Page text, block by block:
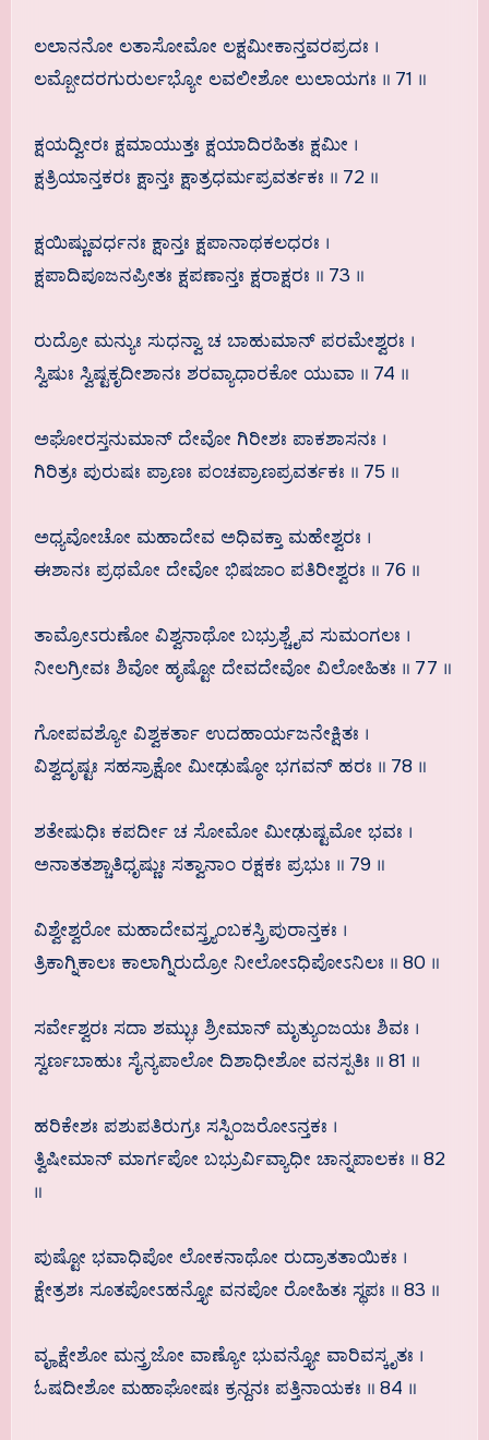
ಲಲಾನನೋ ಲತಾಸೋಮೋ ಲಕ್ಷಮೀಕಾನ್ತವರಪ್ರದಃ ।
ಲಮ್ಬೋದರಗುರುರ್ಲಭ್ಯೋ ಲವಲೀಶೋ ಲುಲಾಯಗಃ ॥ 71 ॥
ಕ್ಷಯದ್ವೀರಃ ಕ್ಷಮಾಯುತ್ತಃ ಕ್ಷಯಾದಿರಹಿತಃ ಕ್ಷಮೀ ।
ಕ್ಷತ್ರಿಯಾನ್ತಕರಃ ಕ್ಷಾನ್ತಃ ಕ್ಷಾತ್ರಧರ್ಮಪ್ರವರ್ತಕಃ ॥ 72 ॥
ಕ್ಷಯಿಷ್ಣುವರ್ಧನಃ ಕ್ಷಾನ್ತಃ ಕ್ಷಪಾನಾಥಕಲಧರಃ ।
ಕ್ಷಪಾದಿಪೂಜನಪ್ರೀತಃ ಕ್ಷಪಣಾನ್ತಃ ಕ್ಷರಾಕ್ಷರಃ ॥ 73 ॥
ರುದ್ರೋ ಮನ್ಯುಃ ಸುಧನ್ವಾ ಚ ಬಾಹುಮಾನ್ ಪರಮೇಶ್ವರಃ ।
ಸ್ವಿಷುಃ ಸ್ವಿಷ್ಟಕೃದೀಶಾನಃ ಶರವ್ಯಾಧಾರಕೋ ಯುವಾ ॥ 74 ॥
ಅಘೋರಸ್ತನುಮಾನ್ ದೇವೋ ಗಿರೀಶಃ ಪಾಕಶಾಸನಃ ।
ಗಿರಿತ್ರಃ ಪುರುಷಃ ಪ್ರಾಣಃ ಪಂಚಪ್ರಾಣಪ್ರವರ್ತಕಃ ॥ 75 ॥
ಅಧ್ಯವೋಚೋ ಮಹಾದೇವ ಅಧಿವಕ್ತಾ ಮಹೇಶ್ವರಃ ।
ಈಶಾನಃ ಪ್ರಥಮೋ ದೇವೋ ಭಿಷಜಾಂ ಪತಿರೀಶ್ವರಃ ॥ 76 ॥
ತಾಮ್ರೋಽರುಣೋ ವಿಶ್ವನಾಥೋ ಬಭ್ರುಶ್ಚೈವ ಸುಮಂಗಲಃ ।
ನೀಲಗ್ರೀವಃ ಶಿವೋ ಹೃಷ್ಟೋ ದೇವದೇವೋ ವಿಲೋಹಿತಃ ॥ 77 ॥
ಗೋಪವಶ್ಯೋ ವಿಶ್ವಕರ್ತಾ ಉದಹಾರ್ಯಜನೇಕ್ಷಿತಃ ।
ವಿಶ್ವದೃಷ್ಟಃ ಸಹಸ್ರಾಕ್ಷೋ ಮೀಢುಷ್ಠೋ ಭಗವನ್ ಹರಃ ॥ 78 ॥
ಶತೇಷುಧಿಃ ಕಪರ್ದೀ ಚ ಸೋಮೋ ಮೀಢುಷ್ಟಮೋ ಭವಃ ।
ಅನಾತತಶ್ಚಾತಿಧೃಷ್ಣುಃ ಸತ್ವಾನಾಂ ರಕ್ಷಕಃ ಪ್ರಭುಃ ॥ 79 ॥
ವಿಶ್ವೇಶ್ವರೋ ಮಹಾದೇವಸ್ತ್ರ್ಯಂಬಕಸ್ತ್ರಿಪುರಾನ್ತಕಃ ।
ತ್ರಿಕಾಗ್ನಿಕಾಲಃ ಕಾಲಾಗ್ನಿರುದ್ರೋ ನೀಲೋಽಧಿಪೋಽನಿಲಃ ॥ 80 ॥
ಸರ್ವೇಶ್ವರಃ ಸದಾ ಶಮ್ಭುಃ ಶ್ರೀಮಾನ್ ಮೃತ್ಯುಂಜಯಃ ಶಿವಃ ।
ಸ್ವರ್ಣಬಾಹುಃ ಸೈನ್ಯಪಾಲೋ ದಿಶಾಧೀಶೋ ವನಸ್ಪತಿಃ ॥ 81 ॥
ಹರಿಕೇಶಃ ಪಶುಪತಿರುಗ್ರಃ ಸಸ್ಪಿಂಜರೋಽನ್ತಕಃ ।
ತ್ವಿಷೀಮಾನ್ ಮಾರ್ಗಪೋ ಬಭ್ರುರ್ವಿವ್ಯಾಧೀ ಚಾನ್ನಪಾಲಕಃ ॥ 82
॥
ಪುಷ್ಟೋ ಭವಾಧಿಪೋ ಲೋಕನಾಥೋ ರುದ್ರಾತತಾಯಿಕಃ ।
ಕ್ಷೇತ್ರಶಃ ಸೂತಪೋಽಹನ್ತ್ಯೋ ವನಪೋ ರೋಹಿತಃ ಸ್ಥಪಃ ॥ 83 ॥
ವೄಕ್ಷೇಶೋ ಮನ್ತ್ರಜೋ ವಾಣ್ಯೋ ಭುವನ್ತ್ಯೋ ವಾರಿವಸ್ಕೃತಃ ।
ಓಷದೀಶೋ ಮಹಾಘೋಷಃ ಕ್ರನ್ದನಃ ಪತ್ತಿನಾಯಕಃ ॥ 84 ॥